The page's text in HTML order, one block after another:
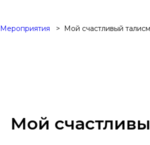
Мероприятия Мой счастливый
Мой